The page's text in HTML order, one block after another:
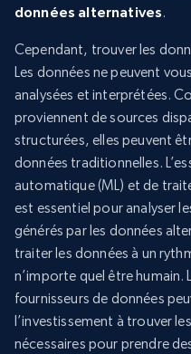
données alternatives.
Cependant, trouver les
Les données ne peuvent
analysées et interprétées.
proviennent de sources
structurées, elles peuvent
données traditionnelles.
automatique (ML) et de
est essentiel pour analyser
générés par les données
traiter les données à un
n’importe quel être humain.
fournisseurs de données
l’investissement à trouver
nécessaires pour prendre